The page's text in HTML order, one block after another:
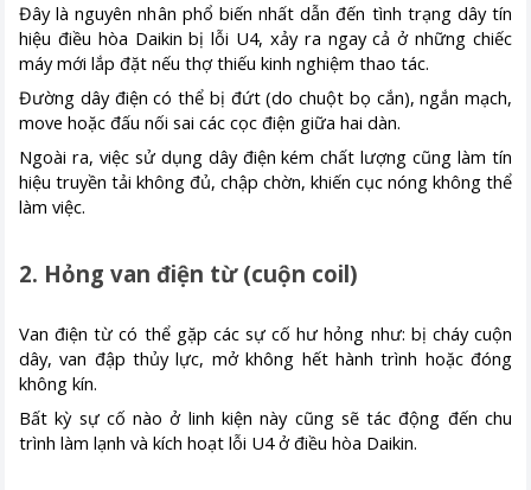
Đây là nguyên nhân phổ biến nhất dẫn đến tình trạng dây tín
hiệu điều hòa Daikin bị lỗi U4, xảy ra ngay cả ở những chiếc
máy mới lắp đặt nếu thợ thiếu kinh nghiệm thao tác.
Đường dây điện có thể bị đứt (do chuột bọ cắn), ngắn mạch,
move hoặc đấu nối sai các cọc điện giữa hai dàn.
Ngoài ra, việc sử dụng dây điện kém chất lượng cũng làm tín
hiệu truyền tải không đủ, chập chờn, khiến cục nóng không thể
làm việc.
2. Hỏng van điện từ (cuộn coil)
Van điện từ có thể gặp các sự cố hư hỏng như: bị cháy cuộn
dây, van đập thủy lực, mở không hết hành trình hoặc đóng
không kín.
Bất kỳ sự cố nào ở linh kiện này cũng sẽ tác động đến chu
trình làm lạnh và kích hoạt lỗi U4 ở điều hòa Daikin.